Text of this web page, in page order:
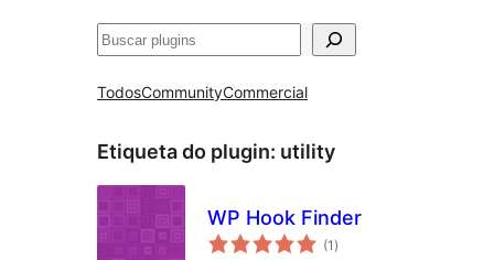
Buscar
TodosCommunityCommercial
Etiqueta do plugin: utility
WP Hook Finder
(1 valoracións
totais
)